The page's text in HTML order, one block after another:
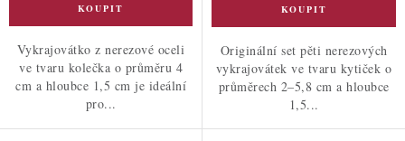
Vykrajovátko z nerezové oceli
ve tvaru kolečka o průměru 4
cm a hloubce 1,5 cm je ideální
pro...
Originální set pěti nerezových
vykrajovátek ve tvaru kytiček o
průměrech 2–5,8 cm a hloubce
1,5...